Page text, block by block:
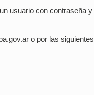
usuario con contraseña y
o por las siguientes